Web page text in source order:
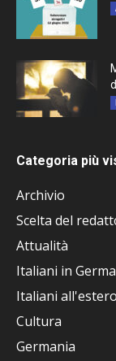
Categoria più
Archivio
Scelta del
Attualità
Italiani in
Italiani all'estero
Cultura
Germania